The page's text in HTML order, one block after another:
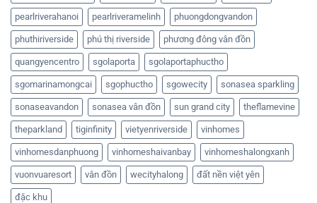
pearlriverahanoi pearlriveramelinh phuongdongvandon
phuthiriverside phú thị riverside phương đông vân đồn
quangyencentro sgolaporta sgolaportaphuctho
sgomarinamongcai sgophuctho sgowecity sonasea sparkling
sonaseavandon sonasea vân đồn sun grand city theflamevine
theparkland tiginfinity vietyenriverside vinhomes
vinhomesdanphuong vinhomeshaivanbay vinhomeshalongxanh
vuonvuaresort vân đồn wecityhalong đất nền việt yên
đặc khu